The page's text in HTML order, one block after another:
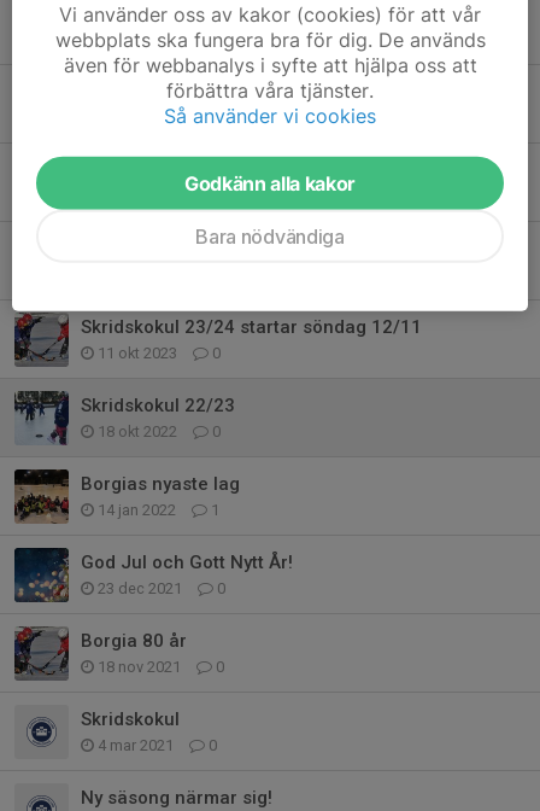
Start för bandis skridskoskola 2025
11 nov 2025 0
Skridskokul startar på söndag!
20 nov 2024 0
Skridskokul 2024/2025
0
Skridskokul startar 19 november
Skridskokul 23/24 startar söndag 12/11
11 okt 2023 0
Skridskokul 22/23
18 okt 2022 0
Borgias nyaste lag
14 jan 2022 1
God Jul och Gott Nytt År!
23 dec 2021 0
Borgia 80 år
18 nov 2021 0
Skridskokul
4 mar 2021 0
Ny säsong närmar sig!
Vi använder oss av kakor (cookies) för att vår
webbplats ska fungera bra för dig. De används
även för webbanalys i syfte att hjälpa oss att
förbättra våra tjänster.
Så använder vi cookies
Godkänn alla kakor
Bara nödvändiga